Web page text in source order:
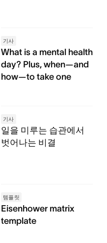
기사
What is a mental health
day? Plus, when—and
how—to take one
기사
일을 미루는 습관에서
벗어나는 비결
템플릿
Eisenhower matrix
template